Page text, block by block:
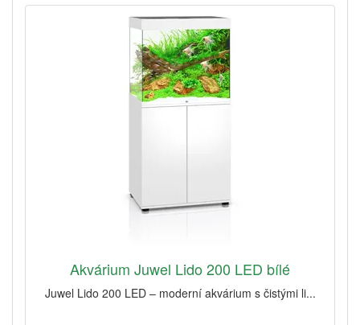
Akvárium Juwel Lido 200 LED bílé
Juwel Lido 200 LED – moderní akvárium s čistými li...